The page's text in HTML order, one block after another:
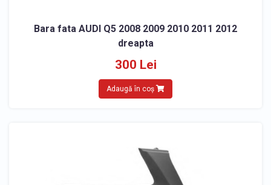
Bara fata AUDI Q5 2008 2009 2010 2011 2012
dreapta
300 Lei
Adaugă în coș